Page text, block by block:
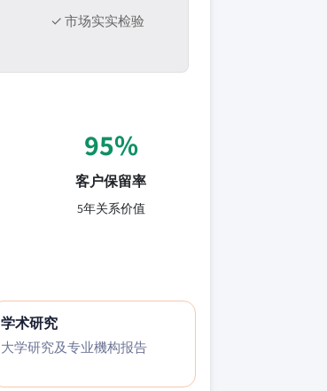
✓ 市场实实检验
95%
客户保留率
5年关系价值
学术研究
大学研究及专业機构报告